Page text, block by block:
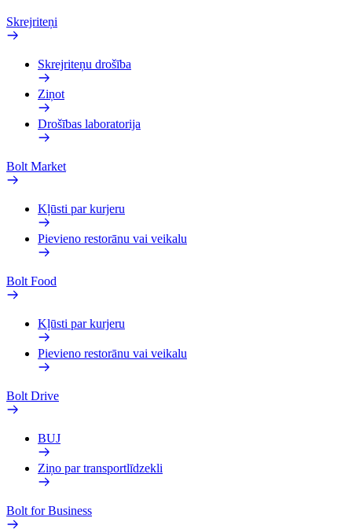
Skrejriteņi
Skrejriteņu drošība
Ziņot
Drošības laboratorija
Bolt Market
Kļūsti par kurjeru
Pievieno restorānu vai veikalu
Bolt Food
Kļūsti par kurjeru
Pievieno restorānu vai veikalu
Bolt Drive
BUJ
Ziņo par transportlīdzekli
Bolt for Business